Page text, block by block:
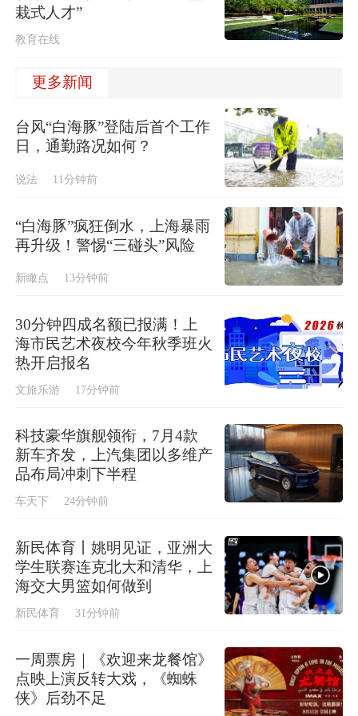
栽式人才”
教育在线
更多新闻
台风“白海豚”登陆后首个工作
日，通勤路况如何？
说法 11分钟前
“白海豚”疯狂倒水，上海暴雨
再升级！警惕“三碰头”风险
新瞰点 13分钟前
30分钟四成名额已报满！上
海市民艺术夜校今年秋季班火
热开启报名
文旅乐游 17分钟前
科技豪华旗舰领衔，7月4款
新车齐发，上汽集团以多维产
品布局冲刺下半程
车天下 24分钟前
新民体育丨姚明见证，亚洲大
学生联赛连克北大和清华，上
海交大男篮如何做到
新民体育 31分钟前
一周票房｜《欢迎来龙餐馆》
点映上演反转大戏，《蜘蛛
侠》后劲不足